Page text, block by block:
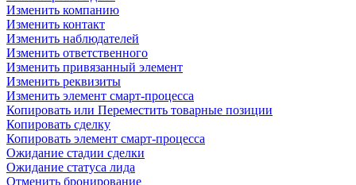
Изменить компанию
Изменить контакт
Изменить наблюдателей
Изменить ответственного
Изменить привязанный элемент
Изменить реквизиты
Изменить элемент смарт-процесса
Копировать или Переместить товарные позиции
Копировать сделку
Копировать элемент смарт-процесса
Ожидание стадии сделки
Ожидание статуса лида
Отменить бронирование